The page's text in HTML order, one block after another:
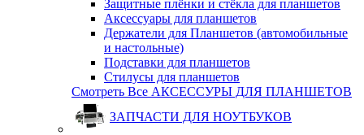
Защитные плёнки и стёкла для планшетов
Аксессуары для планшетов
Держатели для Планшетов (автомобильные
и настольные)
Подставки для планшетов
Стилусы для планшетов
Смотреть Все АКСЕССУРЫ ДЛЯ ПЛАНШЕТОВ
ЗАПЧАСТИ ДЛЯ НОУТБУКОВ